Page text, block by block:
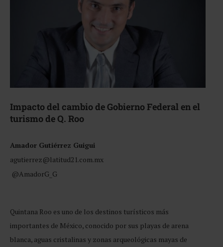
Impacto del cambio de Gobierno Federal en el
turismo de Q. Roo
Amador Gutiérrez Guigui
agutierrez@latitud21.com.mx
@AmadorG_G
Quintana Roo es uno de los destinos turísticos más
importantes de México, conocido por sus playas de arena
blanca, aguas cristalinas y zonas arqueológicas mayas de